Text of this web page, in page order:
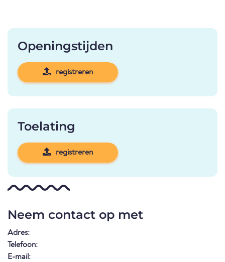
Openingstijden
registreren
Toelating
registreren
Neem contact op met
Adres:
Telefoon:
E-mail: